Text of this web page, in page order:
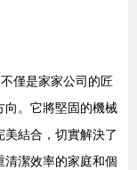
僅是家家公司的匠
向。它將堅固的機械
結合，切實解決了
清潔效率的家庭和個